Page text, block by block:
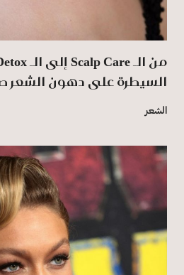
السيطرة على دهون الشعر
الشعر